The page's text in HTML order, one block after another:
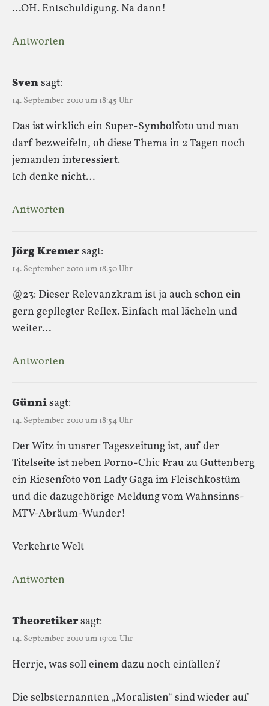
…OH. Entschuldigung. Na dann!
Antworten
Svensagt:
14. September 2010 um 18:45 Uhr
Das ist wirklich ein Super-Symbolfoto und man
darf bezweifeln, ob diese Thema in 2 Tagen noch
jemanden interessiert.
Ich denke nicht…
Antworten
Jörg Kremersagt:
14. September 2010 um 18:50 Uhr
@23: Dieser Relevanzkram ist ja auch schon ein
gern gepflegter Reflex. Einfach mal lächeln und
weiter…
Antworten
Günnisagt:
14. September 2010 um 18:54 Uhr
Der Witz in unsrer Tageszeitung ist, auf der
Titelseite ist neben Porno-Chic Frau zu Guttenberg
ein Riesenfoto von Lady Gaga im Fleischkostüm
und die dazugehörige Meldung vom Wahnsinns-
MTV-Abräum-Wunder!
Verkehrte Welt
Antworten
Theoretikersagt:
14. September 2010 um 19:02 Uhr
Herrje, was soll einem dazu noch einfallen?
Die selbsternannten „Moralisten“ sind wieder auf